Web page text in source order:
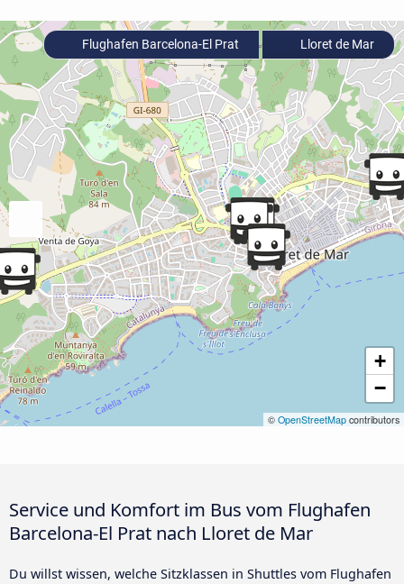
+
−
© OpenStreetMap contributors
Flughafen Barcelona-El Prat Lloret de Mar
Service und Komfort im Bus vom Flughafen
Barcelona-El Prat nach Lloret de Mar
Du willst wissen, welche Sitzklassen in Shuttles vom Flughafen